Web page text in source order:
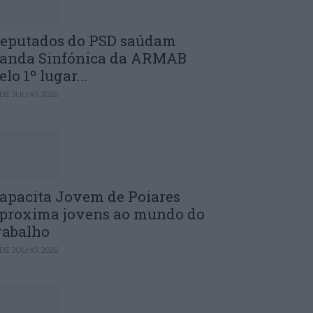
do PSD saúdam
Sinfónica da ARMAB
1º lugar...
JULHO, 2026
Jovem de Poiares
jovens ao mundo do
JULHO, 2026